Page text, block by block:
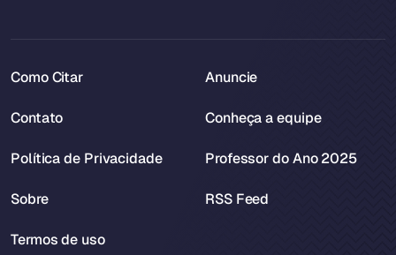
Como Citar
Contato
Política de Privacidade
Sobre
Termos de uso
Anuncie
Conheça a equipe
Professor do Ano 2025
RSS Feed